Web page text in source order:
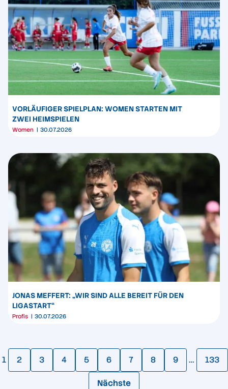
VORLÄUFIGER SPIELPLAN: WOMEN STARTEN MIT
ZWEI HEIMSPIELEN
Women 30.07.2026
JONAS MEFFERT: „WIR SIND ALLE BEREIT FÜR DEN
LIGASTART“
Profis 30.07.2026
1 2 3 4 5 6 7 8 9 … 133
Nächste